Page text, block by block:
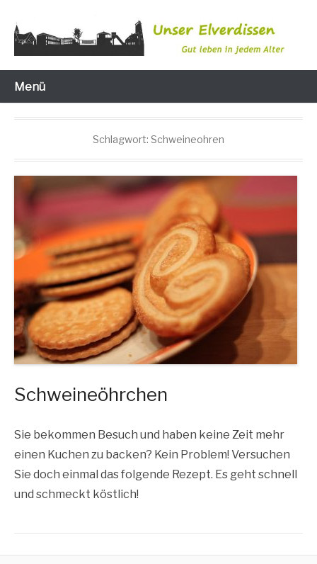
Inhalt
wechseln
Unser Elverdissen
Menü
Schlagwort: Schweineohren
Schweineöhrchen
Sie bekom­men Besuch und haben kei­ne Zeit mehr
einen Kuchen zu backen? Kein Pro­blem! Ver­su­chen
Sie doch ein­mal das fol­gen­de Rezept. Es geht schnell
und schmeckt köstlich!